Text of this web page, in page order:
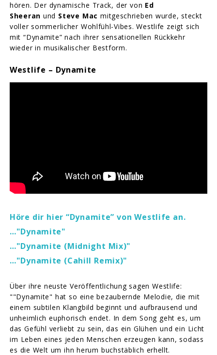
hören. Der dynamische Track, der von Ed
Sheeranund Steve Macmitgeschrieben wurde, steckt
voller sommerlicher Wohlfühl-Vibes. Westlife zeigt sich
mit “Dynamite” nach ihrer sensationellen Rückkehr
wieder in musikalischer Bestform.
Westlife – Dynamite
Höre dir hier “Dynamite” von Westlife an.
…"Dynamite"
…"Dynamite (Midnight Mix)"
…"Dynamite (Cahill Remix)"
Über ihre neuste Veröffentlichung sagen Westlife:
""Dynamite" hat so eine bezaubernde Melodie, die mit
einem subtilen Klangbild beginnt und aufbrausend und
unheimlich euphorisch endet. In dem Song geht es, um
das Gefühl verliebt zu sein, das ein Glühen und ein Licht
im Leben eines jeden Menschen erzeugen kann, sodass
es die Welt um ihn herum buchstäblich erhellt.